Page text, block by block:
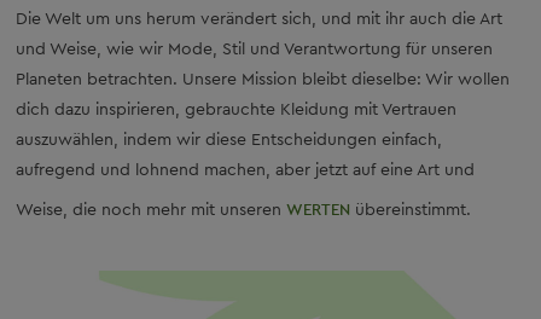
Die Welt um uns herum verändert sich, und mit ihr auch die Art
und Weise, wie wir Mode, Stil und Verantwortung für unseren
Planeten betrachten. Unsere Mission bleibt dieselbe: Wir wollen
dich dazu inspirieren, gebrauchte Kleidung mit Vertrauen
auszuwählen, indem wir diese Entscheidungen einfach,
aufregend und lohnend machen, aber jetzt auf eine Art und
Weise, die noch mehr mit unserenWERTEN übereinstimmt.